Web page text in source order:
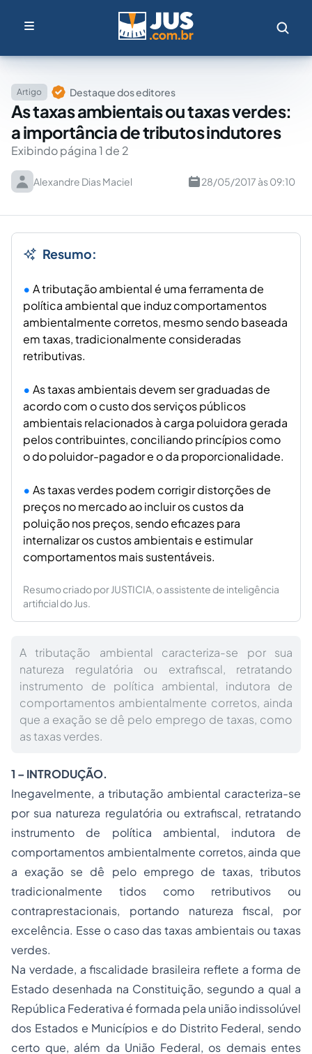
Artigo Destaque dos editores
As taxas ambientais ou taxas verdes:
a importância de tributos indutores
Exibindo página 1 de 2
Alexandre Dias Maciel 28/05/2017 às 09:10
Resumo:
A tributação ambiental é uma ferramenta de
política ambiental que induz comportamentos
ambientalmente corretos, mesmo sendo baseada
em taxas, tradicionalmente consideradas
retributivas.
As taxas ambientais devem ser graduadas de
acordo com o custo dos serviços públicos
ambientais relacionados à carga poluidora gerada
pelos contribuintes, conciliando princípios como
o do poluidor-pagador e o da proporcionalidade.
As taxas verdes podem corrigir distorções de
preços no mercado ao incluir os custos da
poluição nos preços, sendo eficazes para
internalizar os custos ambientais e estimular
comportamentos mais sustentáveis.
Resumo criado por JUSTICIA, o assistente de inteligência
artificial do Jus.
A tributação ambiental caracteriza-se por sua
natureza regulatória ou extrafiscal, retratando
instrumento de política ambiental, indutora de
comportamentos ambientalmente corretos, ainda
que a exação se dê pelo emprego de taxas, como
as taxas verdes.
1 – INTRODUÇÃO.
Inegavelmente, a tributação ambiental caracteriza-se
por sua natureza regulatória ou extrafiscal, retratando
instrumento de política ambiental, indutora de
comportamentos ambientalmente corretos, ainda que
a exação se dê pelo emprego de taxas, tributos
tradicionalmente tidos como retributivos ou
contraprestacionais, portando natureza fiscal, por
excelência. Esse o caso das taxas ambientais ou taxas
verdes.
Na verdade, a fiscalidade brasileira reflete a forma de
Estado desenhada na Constituição, segundo a qual a
República Federativa é formada pela união indissolúvel
dos Estados e Municípios e do Distrito Federal, sendo
certo que, além da União Federal, os demais entes